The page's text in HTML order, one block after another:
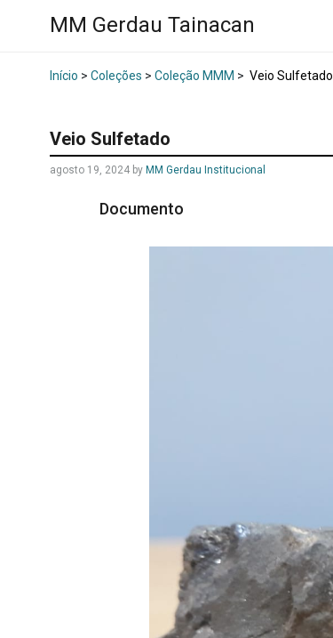
MM Gerdau Tainacan
Início > Coleções > Coleção MMM > Veio Sulfetado
Veio Sulfetado
agosto 19, 2024 by MM Gerdau Institucional
Documento